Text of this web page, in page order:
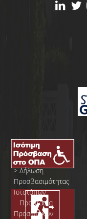
>Δήλωση
Προσβασιμότητας
Ιστοτόπων
Προστασία
Προσωπικών